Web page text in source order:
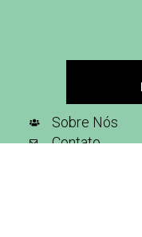
Sobre Nós
Contato